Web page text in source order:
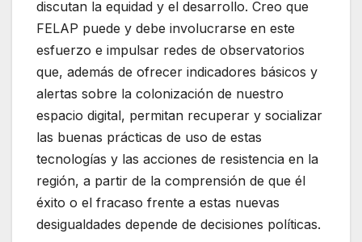
discutan la equidad y el desarrollo. Creo que
FELAP puede y debe involucrarse en este
esfuerzo e impulsar redes de observatorios
que, además de ofrecer indicadores básicos y
alertas sobre la colonización de nuestro
espacio digital, permitan recuperar y socializar
las buenas prácticas de uso de estas
tecnologías y las acciones de resistencia en la
región, a partir de la comprensión de que él
éxito o el fracaso frente a estas nuevas
desigualdades depende de decisiones políticas.